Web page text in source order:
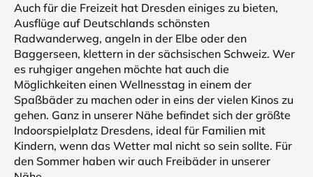
Auch für die Freizeit hat Dresden einiges zu bieten,
Ausflüge auf Deutschlands schönsten
Radwanderweg, angeln in der Elbe oder den
Baggerseen, klettern in der sächsischen Schweiz. Wer
es ruhgiger angehen möchte hat auch die
Möglichkeiten einen Wellnesstag in einem der
Spaßbäder zu machen oder in eins der vielen Kinos zu
gehen. Ganz in unserer Nähe befindet sich der größte
Indoorspielplatz Dresdens, ideal für Familien mit
Kindern, wenn das Wetter mal nicht so sein sollte. Für
den Sommer haben wir auch Freibäder in unserer